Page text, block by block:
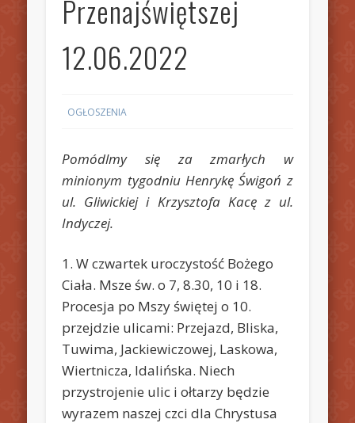
Przenajświętszej
12.06.2022
OGŁOSZENIA
Pomódlmy się za zmarłych w
minionym tygodniu Henrykę Świgoń z
ul. Gliwickiej i Krzysztofa Kacę z ul.
Indyczej.
1. W czwartek uroczystość Bożego
Ciała. Msze św. o 7, 8.30, 10 i 18.
Procesja po Mszy świętej o 10.
przejdzie ulicami: Przejazd, Bliska,
Tuwima, Jackiewiczowej, Laskowa,
Wiertnicza, Idalińska. Niech
przystrojenie ulic i ołtarzy będzie
wyrazem naszej czci dla Chrystusa